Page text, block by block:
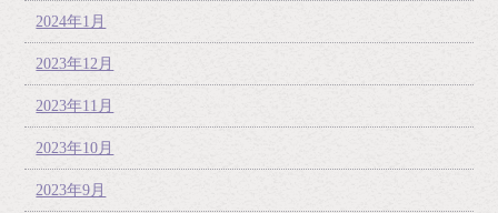
2024年1月
2023年12月
2023年11月
2023年10月
2023年9月